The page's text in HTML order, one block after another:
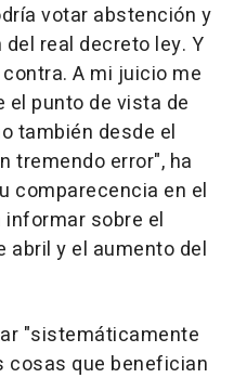
votar abstención y
real decreto ley. Y
A mi juicio me
el punto de vista de
también desde el
tremendo error", ha
comparecencia en el
informar sobre el
abril y el aumento del
"sistemáticamente
cosas que benefician